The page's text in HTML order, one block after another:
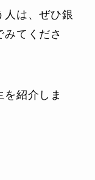
人は、ぜひ銀
みてくださ
紹介しま